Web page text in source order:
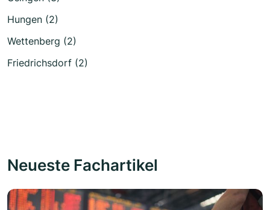
Hungen (2)
Wettenberg (2)
Friedrichsdorf (2)
Neueste Fachartikel